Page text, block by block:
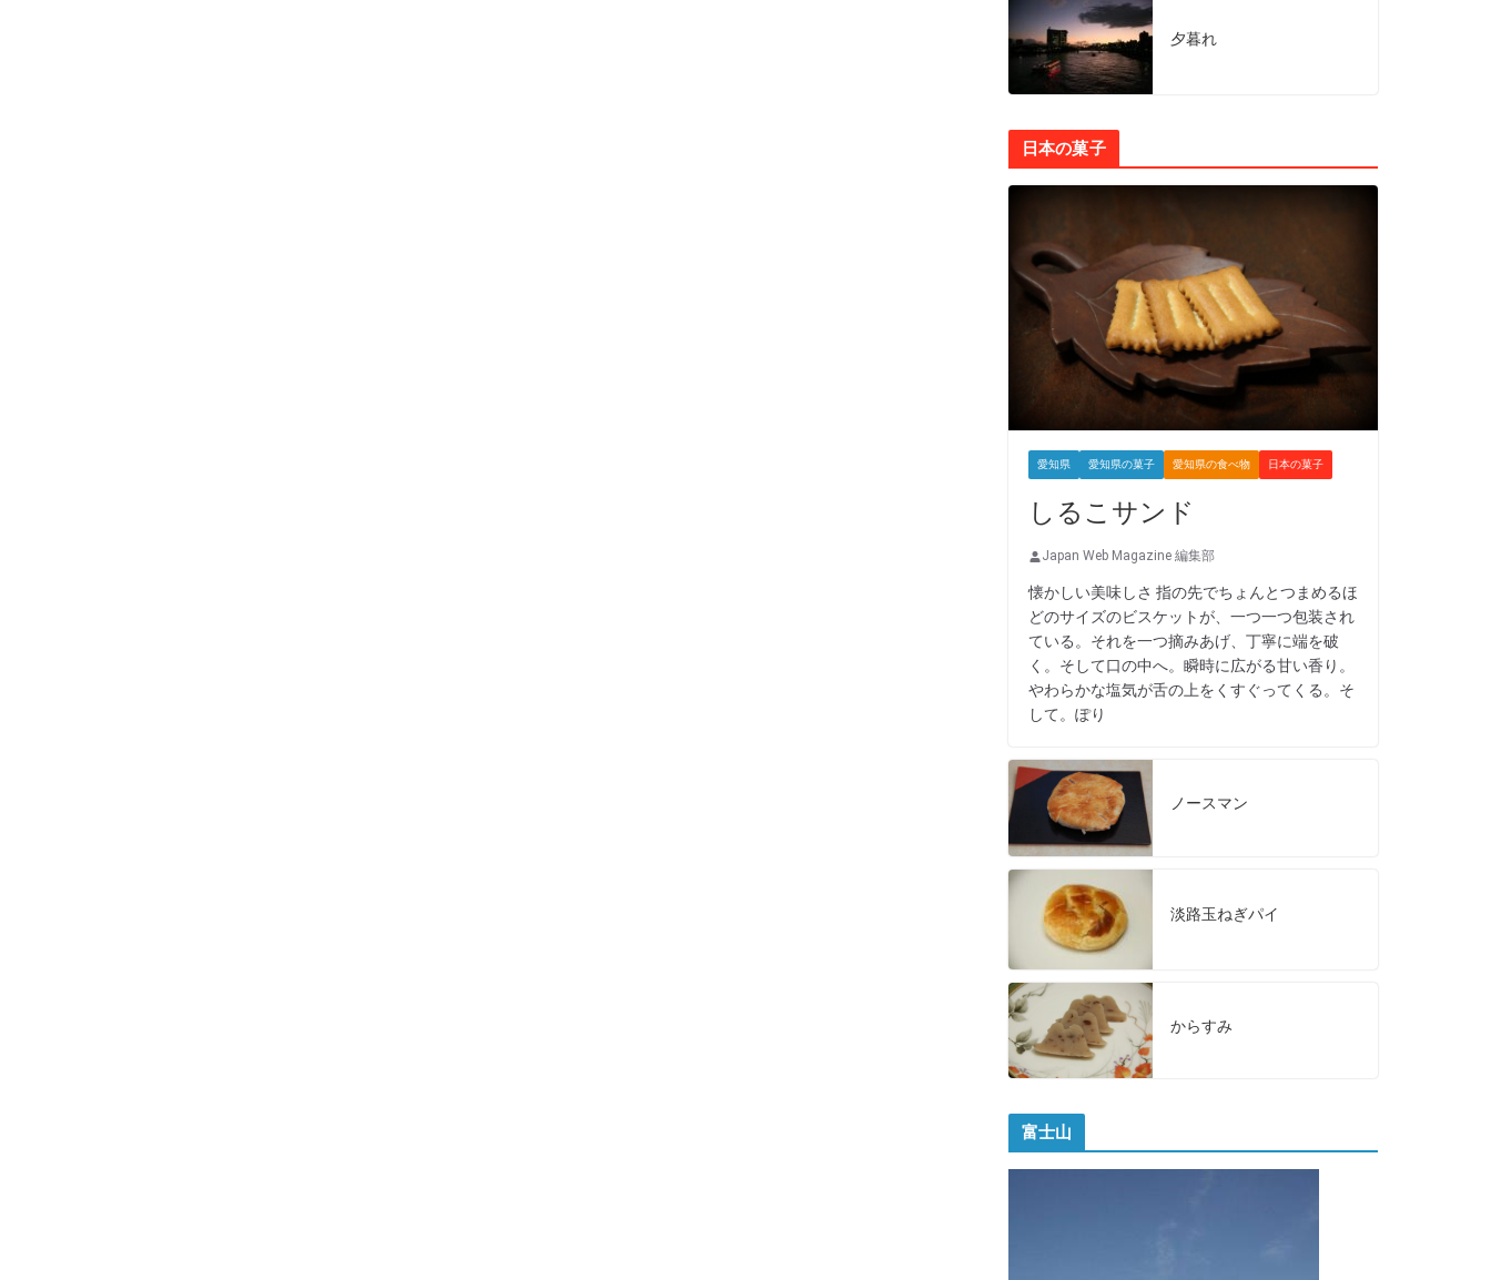
夕暮れ
日本の菓子
愛知県 愛知県の菓子 愛知県の食べ物 日本の菓子
しるこサンド
Japan Web Magazine 編集部
懐かしい美味しさ 指の先でちょんとつまめるほ
どのサイズのビスケットが、一つ一つ包装され
ている。それを一つ摘みあげ、丁寧に端を破
く。そして口の中へ。瞬時に広がる甘い香り。
やわらかな塩気が舌の上をくすぐってくる。そ
して。ぽり
ノースマン
淡路玉ねぎパイ
からすみ
富士山